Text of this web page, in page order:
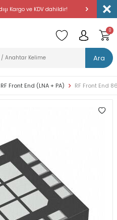
Kargo ve KDV dahildir!
Ara
0
RF Front End (LNA + PA) RF Front End